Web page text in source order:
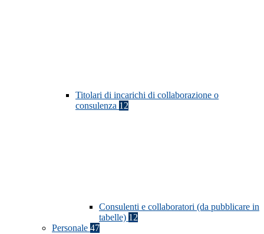
Titolari di incarichi di collaborazione o
consulenza 12
Consulenti e collaboratori (da pubblicare in
tabelle) 12
Personale 47